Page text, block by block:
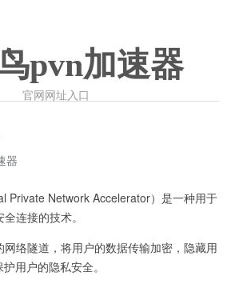
pvn加速器
官网网址入口
器
Network Accelerator）是一种用于
连接的技术。
络隧道，将用户的数据传输加密，隐藏用
用户的隐私安全。